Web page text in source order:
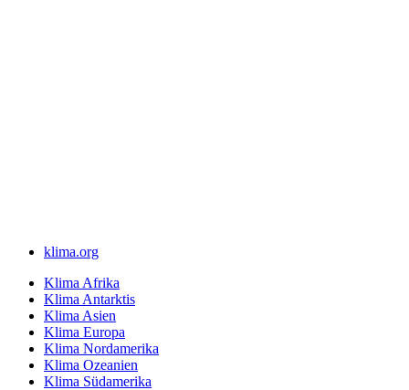
klima.org
Klima Afrika
Klima Antarktis
Klima Asien
Klima Europa
Klima Nordamerika
Klima Ozeanien
Klima Südamerika